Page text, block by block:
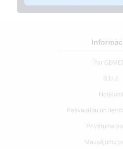
Par
B.U.J.
Notikumi
Pašvaldību un
Privātuma
Maksājumu